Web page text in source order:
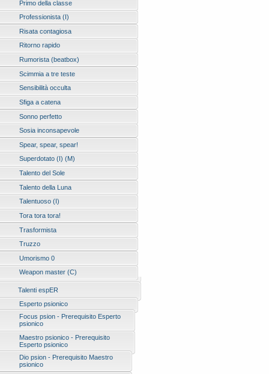
Primo della classe
Professionista (I)
Risata contagiosa
Ritorno rapido
Rumorista (beatbox)
Scimmia a tre teste
Sensibilità occulta
Sfiga a catena
Sonno perfetto
Sosia inconsapevole
Spear, spear, spear!
Superdotato (I) (M)
Talento del Sole
Talento della Luna
Talentuoso (I)
Tora tora tora!
Trasformista
Truzzo
Umorismo 0
Weapon master (C)
Talenti espER
Esperto psionico
Focus psion - Prerequisito Esperto
psionico
Maestro psionico - Prerequisito
Esperto psionico
Dio psion - Prerequisito Maestro
psionico